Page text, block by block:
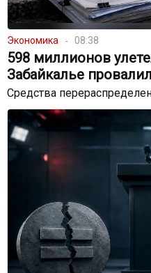
Экономика 08:38
598 миллионов
Забайкалье
Средства